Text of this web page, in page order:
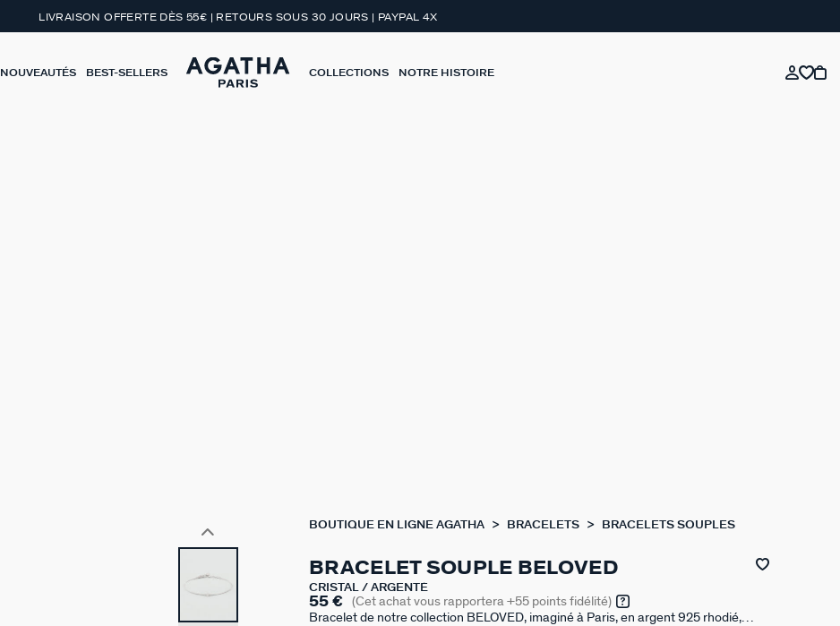
LIVRAISON OFFERTE DÈS 55€ | RETOURS SOUS 30 JOURS | PAYPAL 4X
NOUVEAUTÉS BEST-SELLERS COLLECTIONS NOTRE HISTOIRE
BOUTIQUE EN LIGNE AGATHA BRACELETS BRACELETS SOUPLES
BRACELET SOUPLE BELOVED
CRISTAL / ARGENTÉ
55 € (Cet achat vous rapportera +55 points fidélité)
Bracelet de notre collection BELOVED, imaginé à Paris, en argent 925 rhodié,